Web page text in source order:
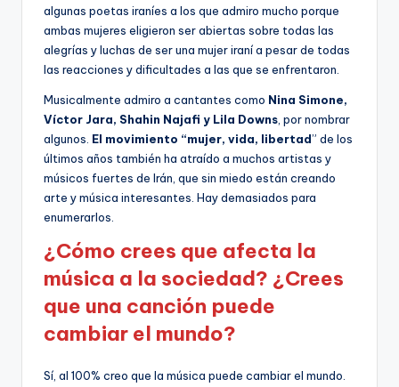
algunas poetas iraníes a los que admiro mucho porque
ambas mujeres eligieron ser abiertas sobre todas las
alegrías y luchas de ser una mujer iraní a pesar de todas
las reacciones y dificultades a las que se enfrentaron.
Musicalmente admiro a cantantes como Nina Simone,
Víctor Jara, Shahin Najafi y Lila Downs , por nombrar
algunos. El movimiento “mujer, vida, libertad” de los
últimos años también ha atraído a muchos artistas y
músicos fuertes de Irán, que sin miedo están creando
arte y música interesantes. Hay demasiados para
enumerarlos.
¿Cómo crees que afecta la
música a la sociedad? ¿Crees
que una canción puede
cambiar el mundo?
Sí, al 100% creo que la música puede cambiar el mundo.